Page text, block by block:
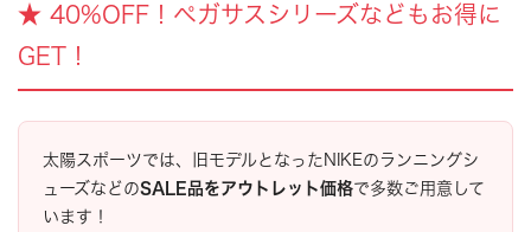
★ 40%OFF！ペガサスシリーズなどもお得に
GET！
太陽スポーツでは、旧モデルとなったNIKEのランニングシ
ューズなどのSALE品をアウトレット価格で多数ご用意して
います！